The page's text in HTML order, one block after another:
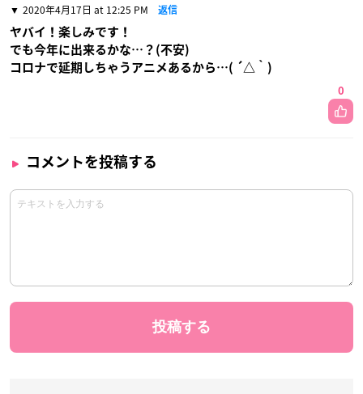
2020年4月17日 at 12:25 PM 返信
ヤバイ！楽しみです！
でも今年に出来るかな…？(不安)
コロナで延期しちゃうアニメあるから…( ´△｀)
0
コメントを投稿する